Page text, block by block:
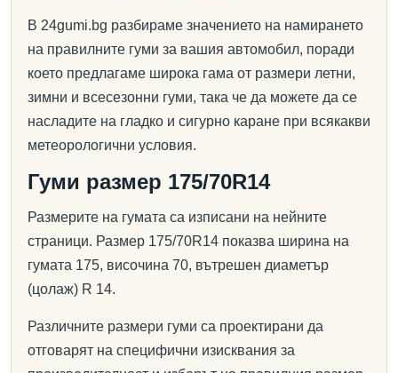
В 24gumi.bg разбираме значението на намирането
на правилните гуми за вашия автомобил, поради
което предлагаме широка гама от размери летни,
зимни и всесезонни гуми, така че да можете да се
насладите на гладко и сигурно каране при всякакви
метеорологични условия.
Гуми размер 175/70R14
Размерите на гумата са изписани на нейните
страници. Размер 175/70R14 показва ширина на
гумата 175, височина 70, вътрешен диаметър
(цолаж) R 14.
Различните размери гуми са проектирани да
отговарят на специфични изисквания за